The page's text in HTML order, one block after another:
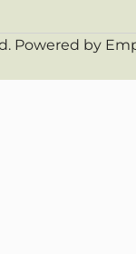
Powered by